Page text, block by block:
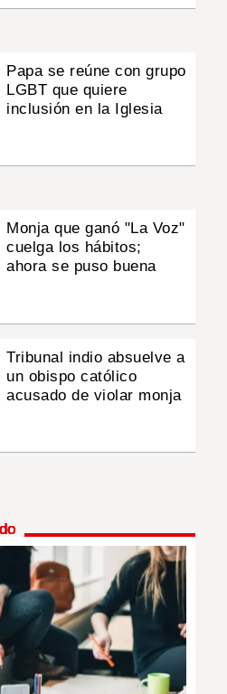
Papa se reúne con grupo
LGBT que quiere
inclusión en la Iglesia
Monja que ganó "La Voz"
cuelga los hábitos;
ahora se puso buena
Tribunal indio absuelve a
un obispo católico
acusado de violar monja